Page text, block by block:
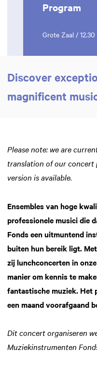
Program
Grote Zaal /
Discover
magnificent
Please note: we are
translation of our concert
version is available.
Ensembles van hoge
professionele musici die
Fonds een uitmuntend
buiten hun bereik ligt.
zij lunchconcerten in
manier om kennis te
fantastische muziek. Het
een maand voorafgaand
Dit concert organiseren
Muziekinstrumenten